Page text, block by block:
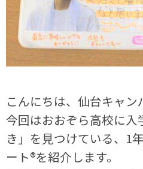
こんにちは、仙台キャン
今回はおおぞら高校に
き」を見つけている、1
ート®を紹介します。